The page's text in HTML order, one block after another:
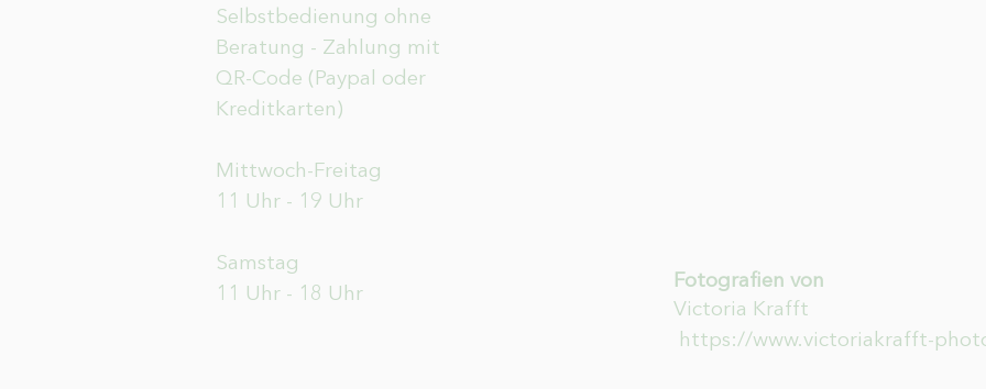
Selbstbedienung ohne
Beratung - Zahlung mit
QR-Code (Paypal oder
Kreditkarten)
Mittwoch-Freitag
11 Uhr - 19 Uhr
Samstag
11 Uhr - 18 Uhr
Fotografien von
Victoria Krafft
https://www.victoriakrafft-